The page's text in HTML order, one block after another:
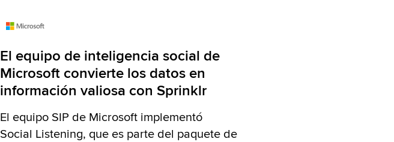
El equipo de inteligencia social de
Microsoft convierte los datos en
información valiosa con Sprinklr
El equipo SIP de Microsoft implementó
Social Listening, que es parte del paquete de